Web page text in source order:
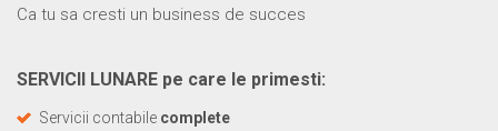
Ca tu sa cresti un business de succes
SERVICII LUNARE pe care le primesti:
Servicii contabile complete